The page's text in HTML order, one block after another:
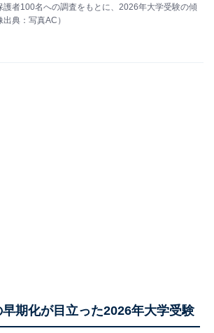
護者100名への調査をもとに、2026年大学受験の傾
典：写真AC）
期化が目立った2026年大学受験